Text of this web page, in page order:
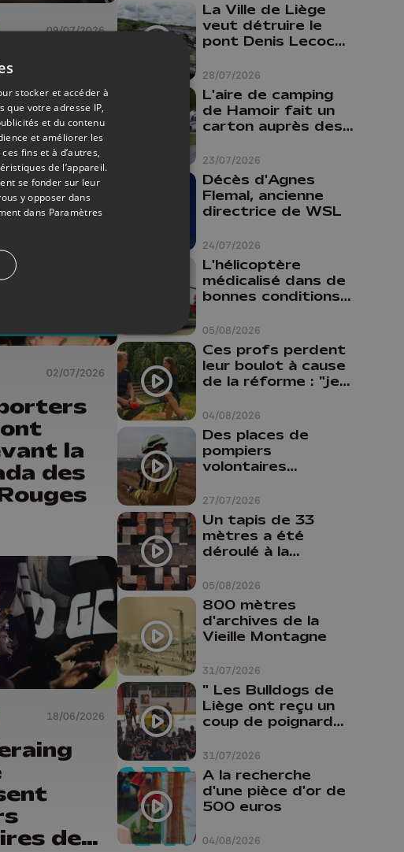
09/07/2026
: "
se
face à
"
02/07/2026
la
des
18/06/2026
de
28/07/2026
La Ville de Liège
veut détruire le
pont Denis Lecocq
budget pour le
faire
23/07/2026
L'aire de camping
de Hamoir fait un
carton auprès des
24/07/2026
Décès d'Agnes
Flemal, ancienne
directrice de WSL
05/08/2026
L'hélicoptère
médicalisé dans de
bonnes conditions à
04/08/2026
Ces profs perdent
leur boulot à cause
de la réforme : "je
comme prof que
comme
pharmacienne"
27/07/2026
Des places de
pompiers
volontaires
province de Liège :
"Un citoyen qui
n'est formé ne
peut pas nous
aider"
05/08/2026
Un tapis de 33
mètres a été
déroulé à la
Liège
31/07/2026
800 mètres
d'archives de la
Vieille Montagne
31/07/2026
" Les Bulldogs de
Liège ont reçu un
coup de poignard
04/08/2026
A la recherche
d'une pièce d'or de
500 euros
stocker et accéder à
votre adresse IP,
et du contenu
et améliorer les
fins et à d’autres,
de l’appareil.
se fonder sur leur
y opposer dans
dans Paramètres